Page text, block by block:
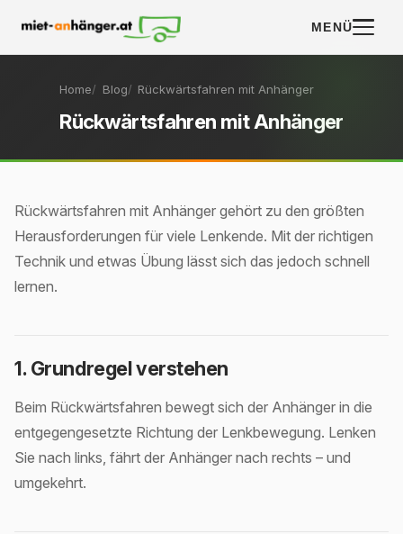
MENÜ
Home Blog Rückwärtsfahren mit Anhänger
Rückwärtsfahren mit Anhänger
Rückwärtsfahren mit Anhänger gehört zu den größten
Herausforderungen für viele Lenkende. Mit der richtigen
Technik und etwas Übung lässt sich das jedoch schnell
lernen.
1. Grundregel verstehen
Beim Rückwärtsfahren bewegt sich der Anhänger in die
entgegengesetzte Richtung der Lenkbewegung. Lenken
Sie nach links, fährt der Anhänger nach rechts – und
umgekehrt.